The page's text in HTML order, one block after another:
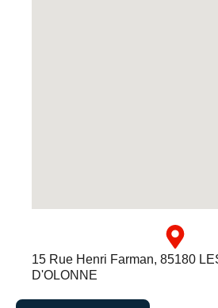
15 Rue Henri Farman, 85180
D'OLONNE